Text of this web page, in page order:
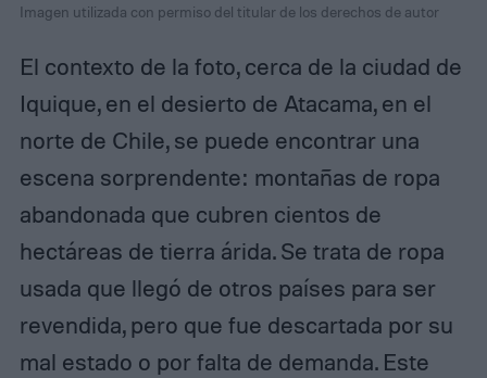
Imagen utilizada con permiso del titular de los derechos de autor
El contexto de la foto, cerca de la ciudad de
Iquique, en el desierto de Atacama, en el
norte de Chile, se puede encontrar una
escena sorprendente: montañas de ropa
abandonada que cubren cientos de
hectáreas de tierra árida. Se trata de ropa
usada que llegó de otros países para ser
revendida, pero que fue descartada por su
mal estado o por falta de demanda. Este